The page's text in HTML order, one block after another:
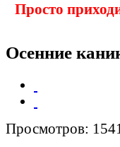
Просто
Осенние
Просмотров: 1541